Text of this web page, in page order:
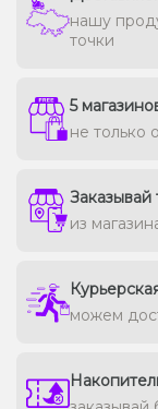
нашу
точки
5
не только
Заказывай
из
можем